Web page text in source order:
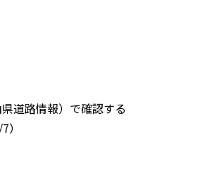
道路情報）で確認する